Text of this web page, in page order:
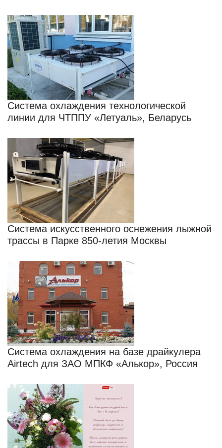
Cистема охлаждения технологической
линии для ЧТППУ «Летуаль», Беларусь
Cистема искусственного оснежения лыжной
трассы в Парке 850-летия Москвы
Система охлаждения на базе драйкулера
Airtech для ЗАО МПКФ «Алькор», Россия